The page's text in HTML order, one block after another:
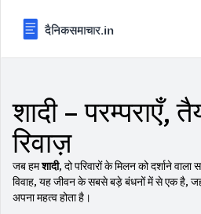
शादी – परम्पराएँ,
रिवाज़
जब हमशादी, दो परिवारों के मिलन को दर्शाने वाला
विवाह, यह जीवन के सबसे बड़े बंधनों में से एक है,
अपना महत्व होता है।